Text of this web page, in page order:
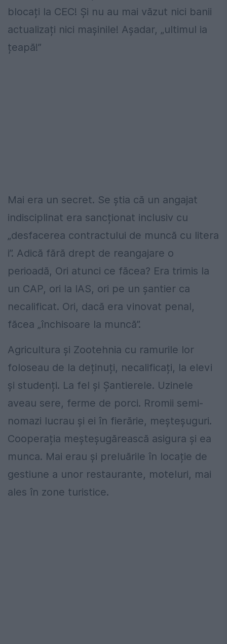
blocați la CEC! Și nu au mai văzut nici banii
actualizați nici mașinile! Așadar, „ultimul ia
țeapă!”
Mai era un secret. Se știa că un angajat
indisciplinat era sancționat inclusiv cu
„desfacerea contractului de muncă cu litera
i”. Adică fără drept de reangajare o
perioadă, Ori atunci ce făcea? Era trimis la
un CAP, ori la IAS, ori pe un șantier ca
necalificat. Ori, dacă era vinovat penal,
făcea „închisoare la muncă”.
Agricultura și Zootehnia cu ramurile lor
foloseau de la deținuți, necalificați, la elevi
și studenți. La fel și Șantierele. Uzinele
aveau sere, ferme de porci. Rromii semi-
nomazi lucrau și ei în fierărie, meșteșuguri.
Cooperația meșteșugărească asigura și ea
munca. Mai erau și preluările în locație de
gestiune a unor restaurante, moteluri, mai
ales în zone turistice.